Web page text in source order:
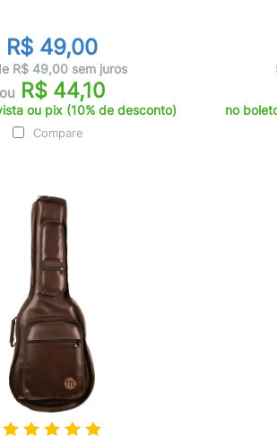
R$ 49,00
R$ 49,00 sem juros
ou R$ 44,10
ou pix (10% de desconto)
Compare
no